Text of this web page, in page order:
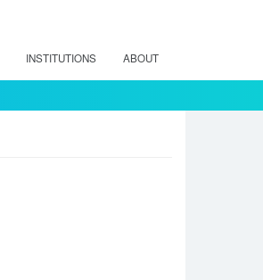
INSTITUTIONS ABOUT